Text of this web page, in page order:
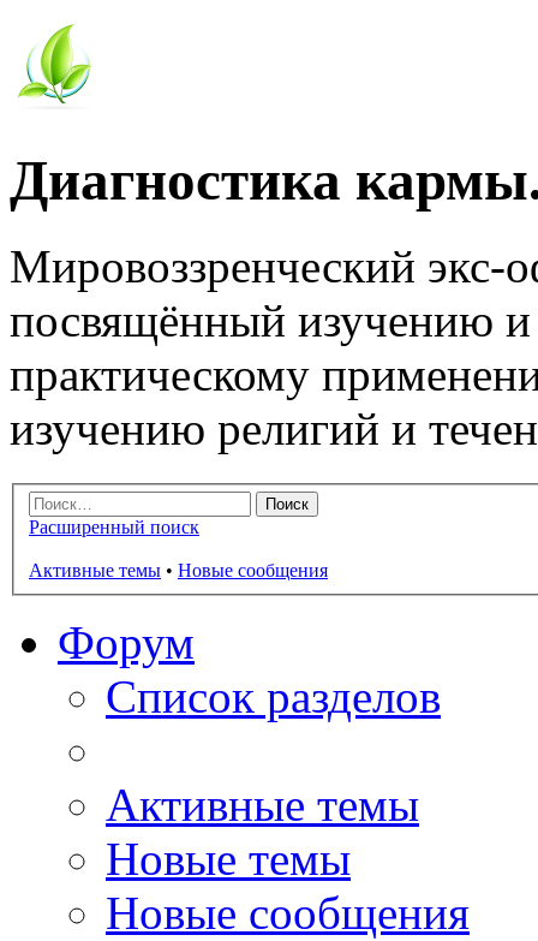
Диагностика
Мировоззренческий
посвящённый изучению
практическому
изучению религий и
Расширенный поиск
Активные темы • Новые сообщения
Форум
Список разделов
Активные темы
Новые темы
Новые сообщения